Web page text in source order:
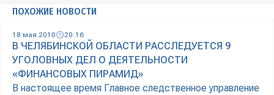
ПОХОЖИЕ НОВОСТИ
18 мая 2010 20:16
В ЧЕЛЯБИНСКОЙ ОБЛАСТИ РАССЛЕДУЕТСЯ 9
УГОЛОВНЫХ ДЕЛ О ДЕЯТЕЛЬНОСТИ
«ФИНАНСОВЫХ ПИРАМИД»
В настоящее время Главное следственное управление